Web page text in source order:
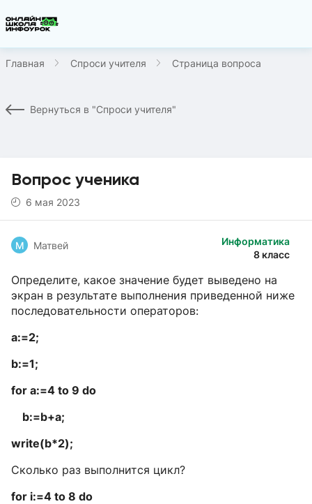
Главная Спроси учителя Страница вопроса
Вернуться в "Спроси учителя"
Вопрос ученика
6 мая 2023
Информатика
8 класс
М Матвей
Определите, какое значение будет выведено на
экран в результате выполнения приведенной ниже
последовательности операторов:
a:=2;
b:=1;
for a:=4 to 9 do
b:=b+a;
write(b*2);
Сколько раз выполнится цикл?
for i:=4 to 8 do